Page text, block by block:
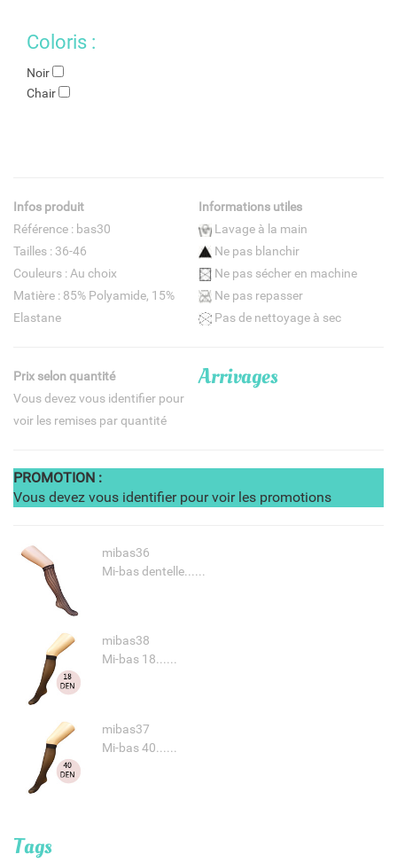
Coloris :
Noir
Chair
Infos produit
Référence : bas30
Tailles : 36-46
Couleurs : Au choix
Matière : 85% Polyamide, 15%
Elastane
Informations utiles
Lavage à la main
Ne pas blanchir
Ne pas sécher en machine
Ne pas repasser
Pas de nettoyage à sec
Prix selon quantité
Vous devez vous identifier pour
voir les remises par quantité
PROMOTION :
Vous devez vous identifier pour voir les promotions
Arrivages
mibas36
Mi-bas dentelle......
mibas38
Mi-bas 18......
mibas37
Mi-bas 40......
Tags